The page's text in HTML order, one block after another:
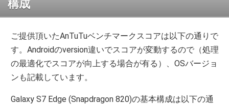
構成
ご提供頂いたAnTuTuベンチマークスコアは以下の通りで
す。Androidのversion違いでスコアが変動するので（処理
の最適化でスコアが向上する場合が有る）、OSバージョ
ンも記載しています。
Galaxy S7 Edge (Snapdragon 820)の基本構成は以下の通